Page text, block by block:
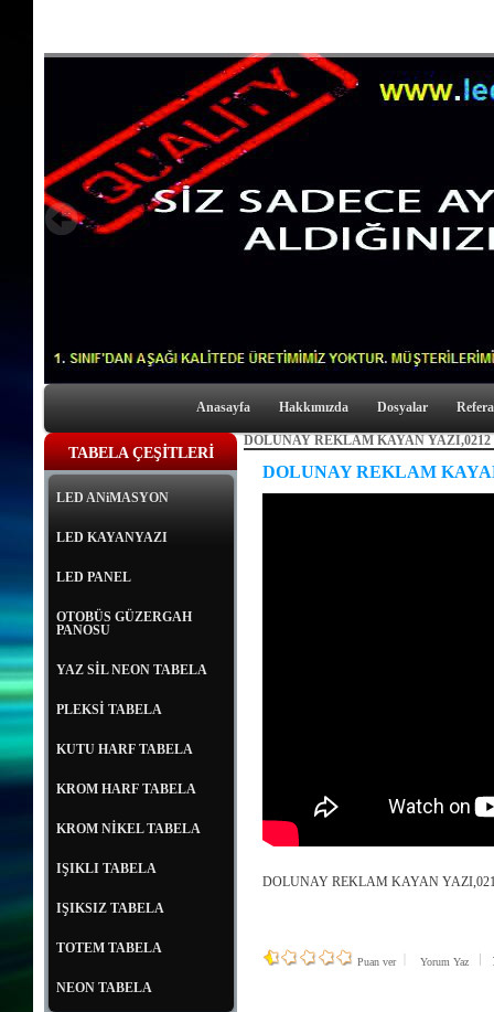
Anasayfa Hakkımızda Dosyalar
TABELA ÇEŞİTLERİ
LED ANiMASYON
LED KAYANYAZI
LED PANEL
OTOBÜS GÜZERGAH
PANOSU
YAZ SİL NEON TABELA
PLEKSİ TABELA
KUTU HARF TABELA
KROM HARF TABELA
KROM NİKEL TABELA
IŞIKLI TABELA
IŞIKSIZ TABELA
TOTEM TABELA
NEON TABELA
DOLUNAY REKLAM KAYAN YAZI,0212
DOLUNAY REKLAM
DOLUNAY REKLAM KAYAN
Puan ver Yorum Yaz